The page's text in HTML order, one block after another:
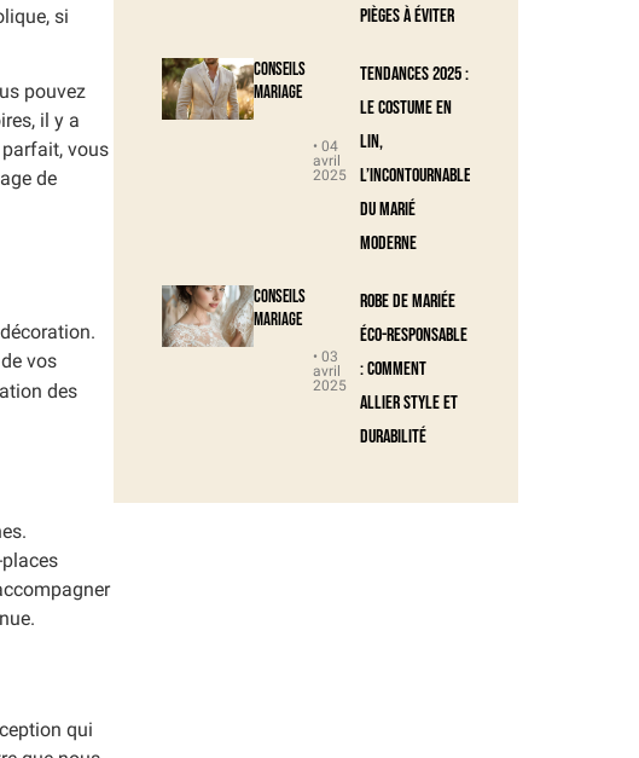
si
pouvez
il y a
vous
de
vos
des
qui
pièges à éviter
Conseils
Mariage
• 04
avril
2025
Tendances 2025 :
le costume en
lin,
l’incontournable
du marié
moderne
Conseils
Mariage
• 03
avril
2025
Robe de mariée
éco-responsable
: comment
allier style et
durabilité